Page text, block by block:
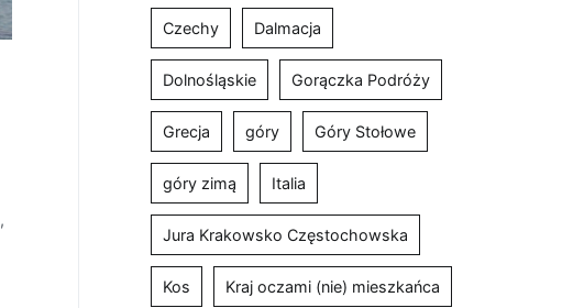
Czechy Dalmacja
Dolnośląskie Gorączka Podróży
Grecja góry Góry Stołowe
góry zimą Italia
Jura Krakowsko Częstochowska
Kos Kraj oczami (nie) mieszkańca